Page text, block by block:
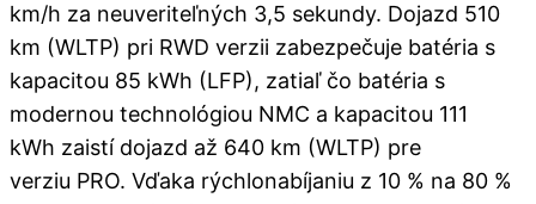
km/h za neuveriteľných 3,5 sekundy. Dojazd 510
km (WLTP) pri RWD verzii zabezpečuje batéria s
kapacitou 85 kWh (LFP), zatiaľ čo batéria s
modernou technológiou NMC a kapacitou 111
kWh zaistí dojazd až 640 km (WLTP) pre
verziu PRO. Vďaka rýchlonabíjaniu z 10 % na 80 %